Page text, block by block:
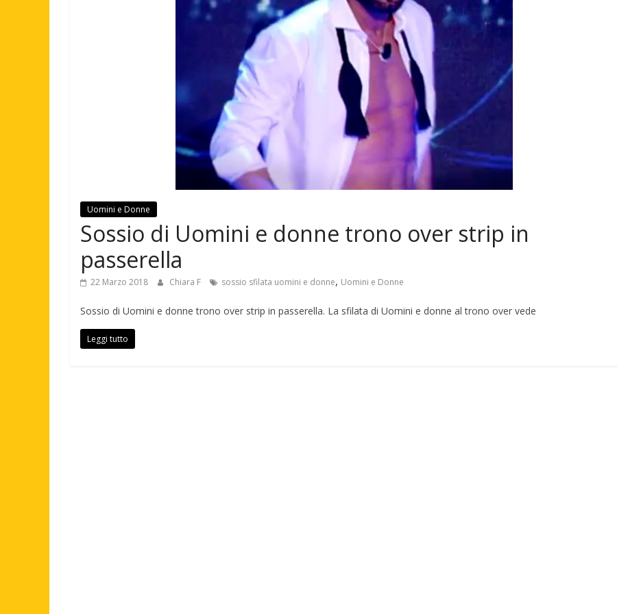
Uomini e Donne
Sossio di Uomini e donne trono over strip in
passerella
22 Marzo 2018 Chiara F sossio sfilata uomini e donne, Uomini e Donne
Sossio di Uomini e donne trono over strip in passerella. La sfilata di Uomini e donne al trono over vede
Leggi tutto